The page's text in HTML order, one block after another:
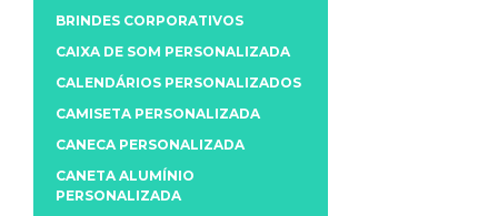
BRINDES CORPORATIVOS
CAIXA DE SOM PERSONALIZADA
CALENDÁRIOS PERSONALIZADOS
CAMISETA PERSONALIZADA
CANECA PERSONALIZADA
CANETA ALUMÍNIO
PERSONALIZADA